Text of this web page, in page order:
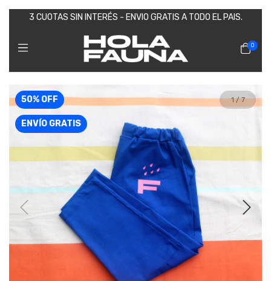
3 CUOTAS SIN INTERÉS - ENVIO GRATIS A TODO EL PAIS.
0
50% OFF
ENVÍO GRATIS
1/7